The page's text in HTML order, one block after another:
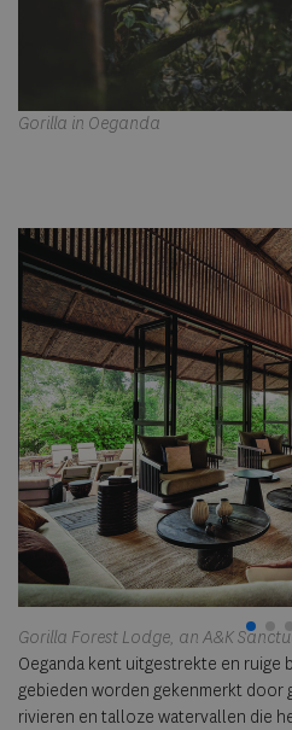
Gorilla in Oeganda
Gorilla Forest Lodge, an A&K
Oeganda kent uitgestrekte en ruige
gebieden worden gekenmerkt door
rivieren en talloze watervallen die